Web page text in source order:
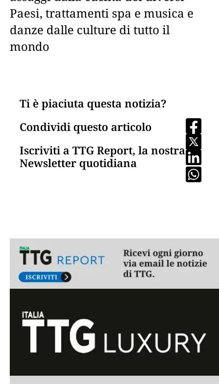
Paesi, trattamenti spa e musica e
danze dalle culture di tutto il
mondo
Ti è piaciuta questa notizia?
Condividi questo articolo
Iscriviti a TTG Report, la nostra
Newsletter quotidiana